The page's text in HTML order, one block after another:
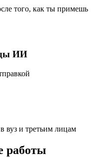
того, как ты примешь
ИИ
вуз и третьим лицам
работы